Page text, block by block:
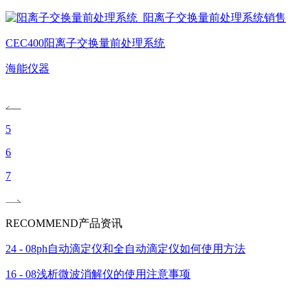
CEC400阳离子交换量前处理系统
海能仪器
5
6
7
RECOMMEND产品资讯
24 - 08ph自动滴定仪和全自动滴定仪如何使用方法
16 - 08浅析微波消解仪的使用注意事项